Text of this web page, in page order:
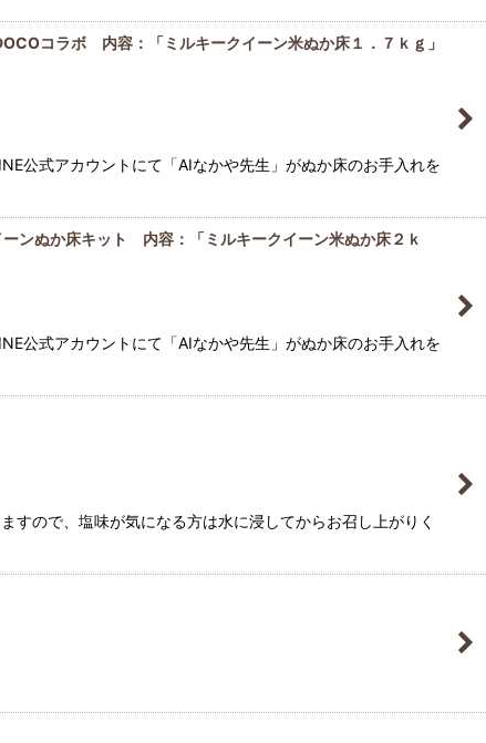
コラボ 内容：「ミルキークイーン米ぬか床１．７ｋｇ」
公式アカウントにて「AIなかや先生」がぬか床のお手入れを
ンぬか床キット 内容：「ミルキークイーン米ぬか床２ｋ
公式アカウントにて「AIなかや先生」がぬか床のお手入れを
ので、塩味が気になる方は水に浸してからお召し上がりく